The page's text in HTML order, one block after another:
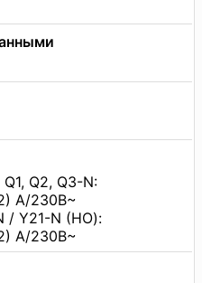
Q2, Q3-N:
A/230В~
/ Y21-N (НО):
A/230В~